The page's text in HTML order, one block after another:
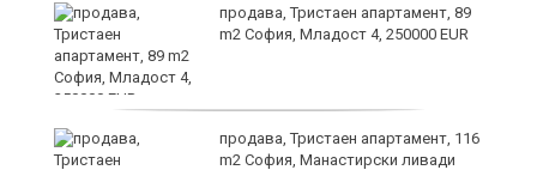
продава, Тристаен апартамент, 89
m2 София, Младост 4, 250000 EUR
продава, Тристаен апартамент, 116
m2 София, Манастирски ливади